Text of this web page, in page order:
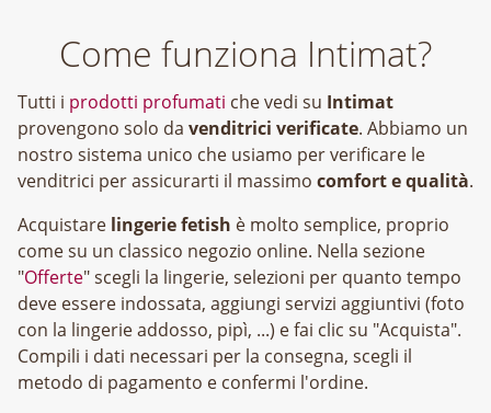
Come funziona Intimat?
Tutti i prodotti profumati che vedi su Intimat
provengono solo da venditrici verificate. Abbiamo un
nostro sistema unico che usiamo per verificare le
venditrici per assicurarti il massimo comfort e qualità.
Acquistare lingerie fetish è molto semplice, proprio
come su un classico negozio online. Nella sezione
"Offerte" scegli la lingerie, selezioni per quanto tempo
deve essere indossata, aggiungi servizi aggiuntivi (foto
con la lingerie addosso, pipì, ...) e fai clic su "Acquista".
Compili i dati necessari per la consegna, scegli il
metodo di pagamento e confermi l'ordine.